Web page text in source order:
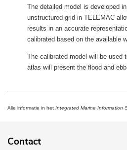
The detailed model is developed
unstructured grid in TELEMAC
results in an accurate
calibrated based on the available
The calibrated model will be
atlas will present the flood and
Alle informatie in het Integrated Marine Information
Contact